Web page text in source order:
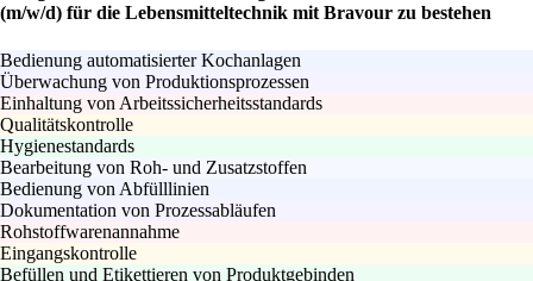
(m/w/d) für die Lebensmitteltechnik mit Bravour zu bestehen
Bedienung automatisierter Kochanlagen
Überwachung von Produktionsprozessen
Einhaltung von Arbeitssicherheitsstandards
Qualitätskontrolle
Hygienestandards
Bearbeitung von Roh- und Zusatzstoffen
Bedienung von Abfülllinien
Dokumentation von Prozessabläufen
Rohstoffwarenannahme
Eingangskontrolle
Befüllen und Etikettieren von Produktgebinden